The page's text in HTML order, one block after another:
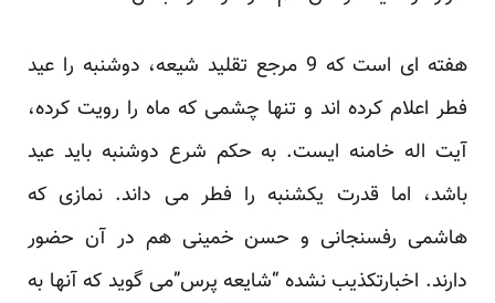
هفته ای است که 9 مرجع تقلید شیعه، دوشنبه را عید
فطر اعلام کرده اند و تنها چشمی که ماه را رویت کرده،
آیت اله خامنه ایست. به حکم شرع دوشنبه باید عید
باشد، اما قدرت یکشنبه را فطر می داند. نمازی که
هاشمی رفسنجانی و حسن خمینی هم در آن حضور
دارند. اخبارتکذیب نشده “شایعه پرس”می گوید که آنها به